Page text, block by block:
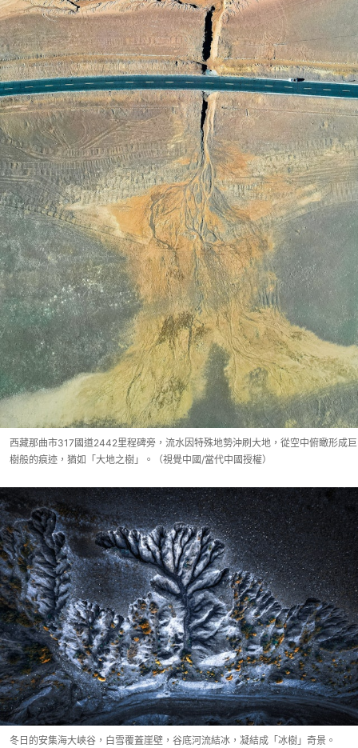
西藏那曲市317國道2442里程碑旁，流水因特殊地勢沖刷大地，從空中俯瞰形成巨
樹般的痕迹，猶如「大地之樹」。（視覺中國/當代中國授權）
冬日的安集海大峽谷，白雪覆蓋崖壁，谷底河流結冰，凝結成「冰樹」奇景。